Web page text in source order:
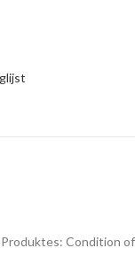
Condition of